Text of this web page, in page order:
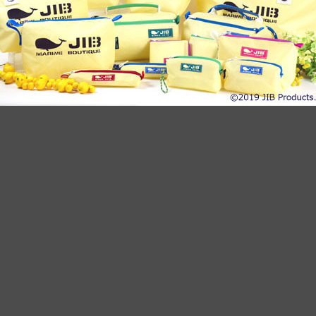
クストラップ
●Event Info●21/7/14～伊勢丹
店にてJIBフェア開催！